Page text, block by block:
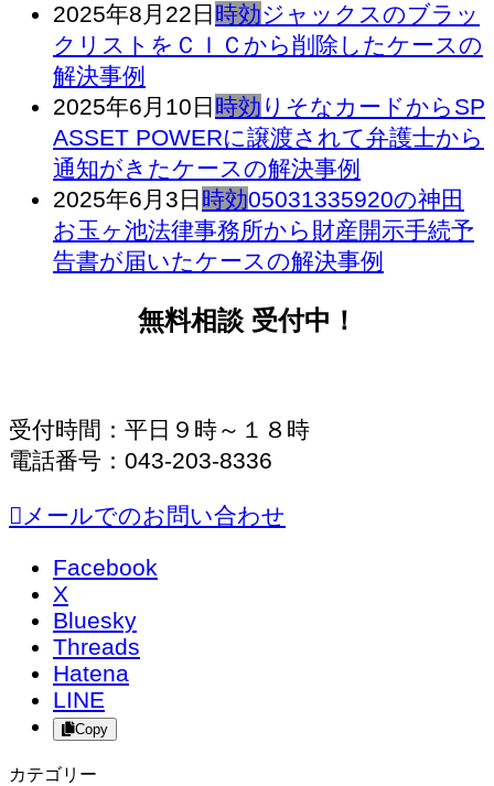
2025年8月22日 時効ジャックスのブラッ
クリストをＣＩＣから削除したケースの
解決事例
2025年6月10日 時効 りそなカードからSP
ASSET POWERに譲渡されて弁護士から
通知がきたケースの解決事例
2025年6月3日 時効05031335920の神田
お玉ヶ池法律事務所から財産開示手続予
告書が届いたケースの解決事例
無料相談 受付中！
受付時間：平日９時～１８時
電話番号：043-203-8336
メールでのお問い合わせ
Facebook
X
Bluesky
Threads
Hatena
LINE
Copy
カテゴリー